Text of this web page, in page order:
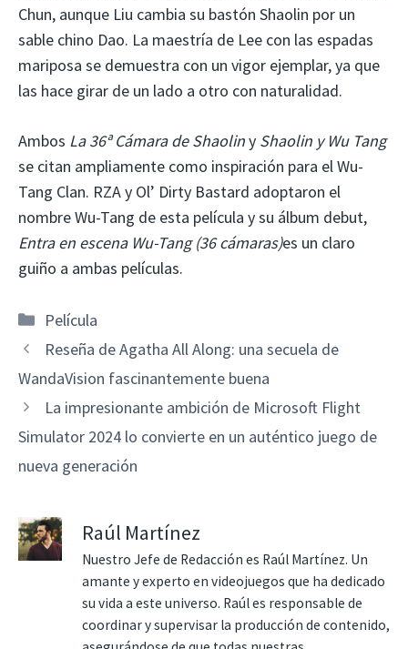
Chun, aunque Liu cambia su bastón Shaolin por un
sable chino Dao. La maestría de Lee con las espadas
mariposa se demuestra con un vigor ejemplar, ya que
las hace girar de un lado a otro con naturalidad.
Ambos La 36ª Cámara de Shaoliny Shaolin y Wu Tang
se citan ampliamente como inspiración para el Wu-
Tang Clan. RZA y Ol’ Dirty Bastard adoptaron el
nombre Wu-Tang de esta película y su álbum debut,
Entra en escena Wu-Tang (36 cámaras)es un claro
guiño a ambas películas.
Categorías
Película
Reseña de Agatha All Along: una secuela de
WandaVision fascinantemente buena
La impresionante ambición de Microsoft Flight
Simulator 2024 lo convierte en un auténtico juego de
nueva generación
Raúl Martínez
Nuestro Jefe de Redacción es Raúl Martínez. Un
amante y experto en videojuegos que ha dedicado
su vida a este universo. Raúl es responsable de
coordinar y supervisar la producción de contenido,